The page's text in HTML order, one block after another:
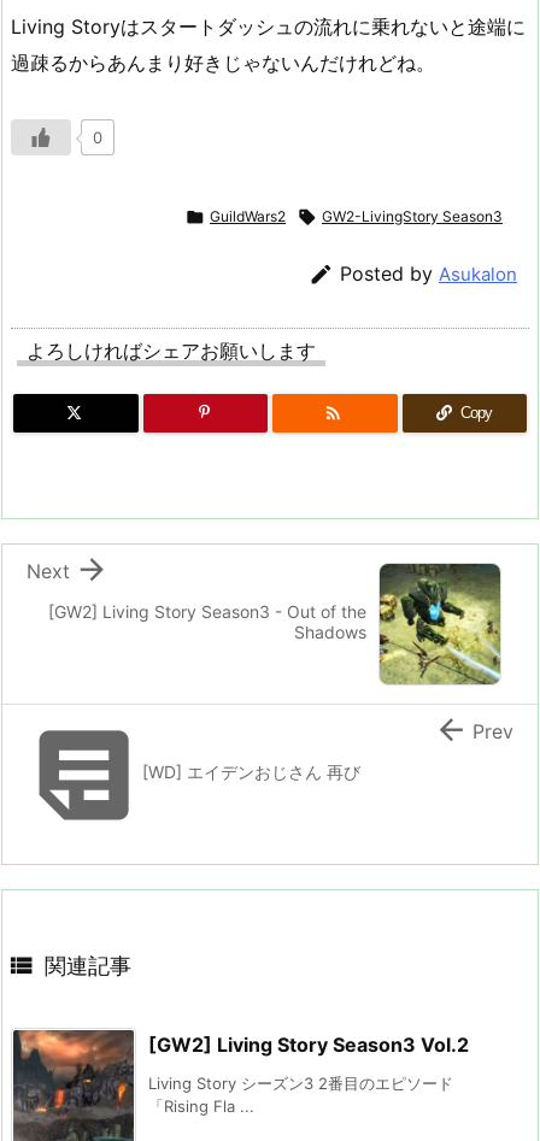
Living Storyはスタートダッシュの流れに乗れないと途端に
過疎るからあんまり好きじゃないんだけれどね。
0
 GuildWars2  GW2-LivingStory Season3
 Posted by Asukalon
よろしければシェアお願いします
 Copy
[GW2] Living Story Season3 - Out of the
Shadows

Next
[WD] エイデンおじさん 再び
 Prev
 関連記事
[GW2] Living Story Season3 Vol.2
Living Story シーズン3 2番目のエピソード
「Rising Fla ...